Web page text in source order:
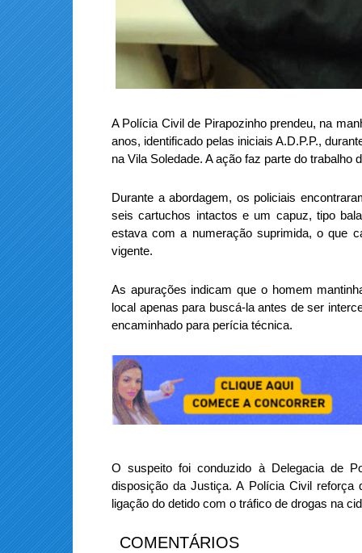
A Polícia Civil de Pirapozinho prendeu, na
anos, identificado pelas iniciais A.D.P.P.,
na Vila Soledade. A ação faz parte do
Durante a abordagem, os policiais
seis cartuchos intactos e um capuz, tipo
estava com a numeração suprimida, o que
vigente.
As apurações indicam que o homem
local apenas para buscá-la antes de ser
encaminhado para perícia técnica.
O suspeito foi conduzido à Delegacia de
disposição da Justiça. A Polícia Civil
ligação do detido com o tráfico de drogas na
COMENTÁRIOS